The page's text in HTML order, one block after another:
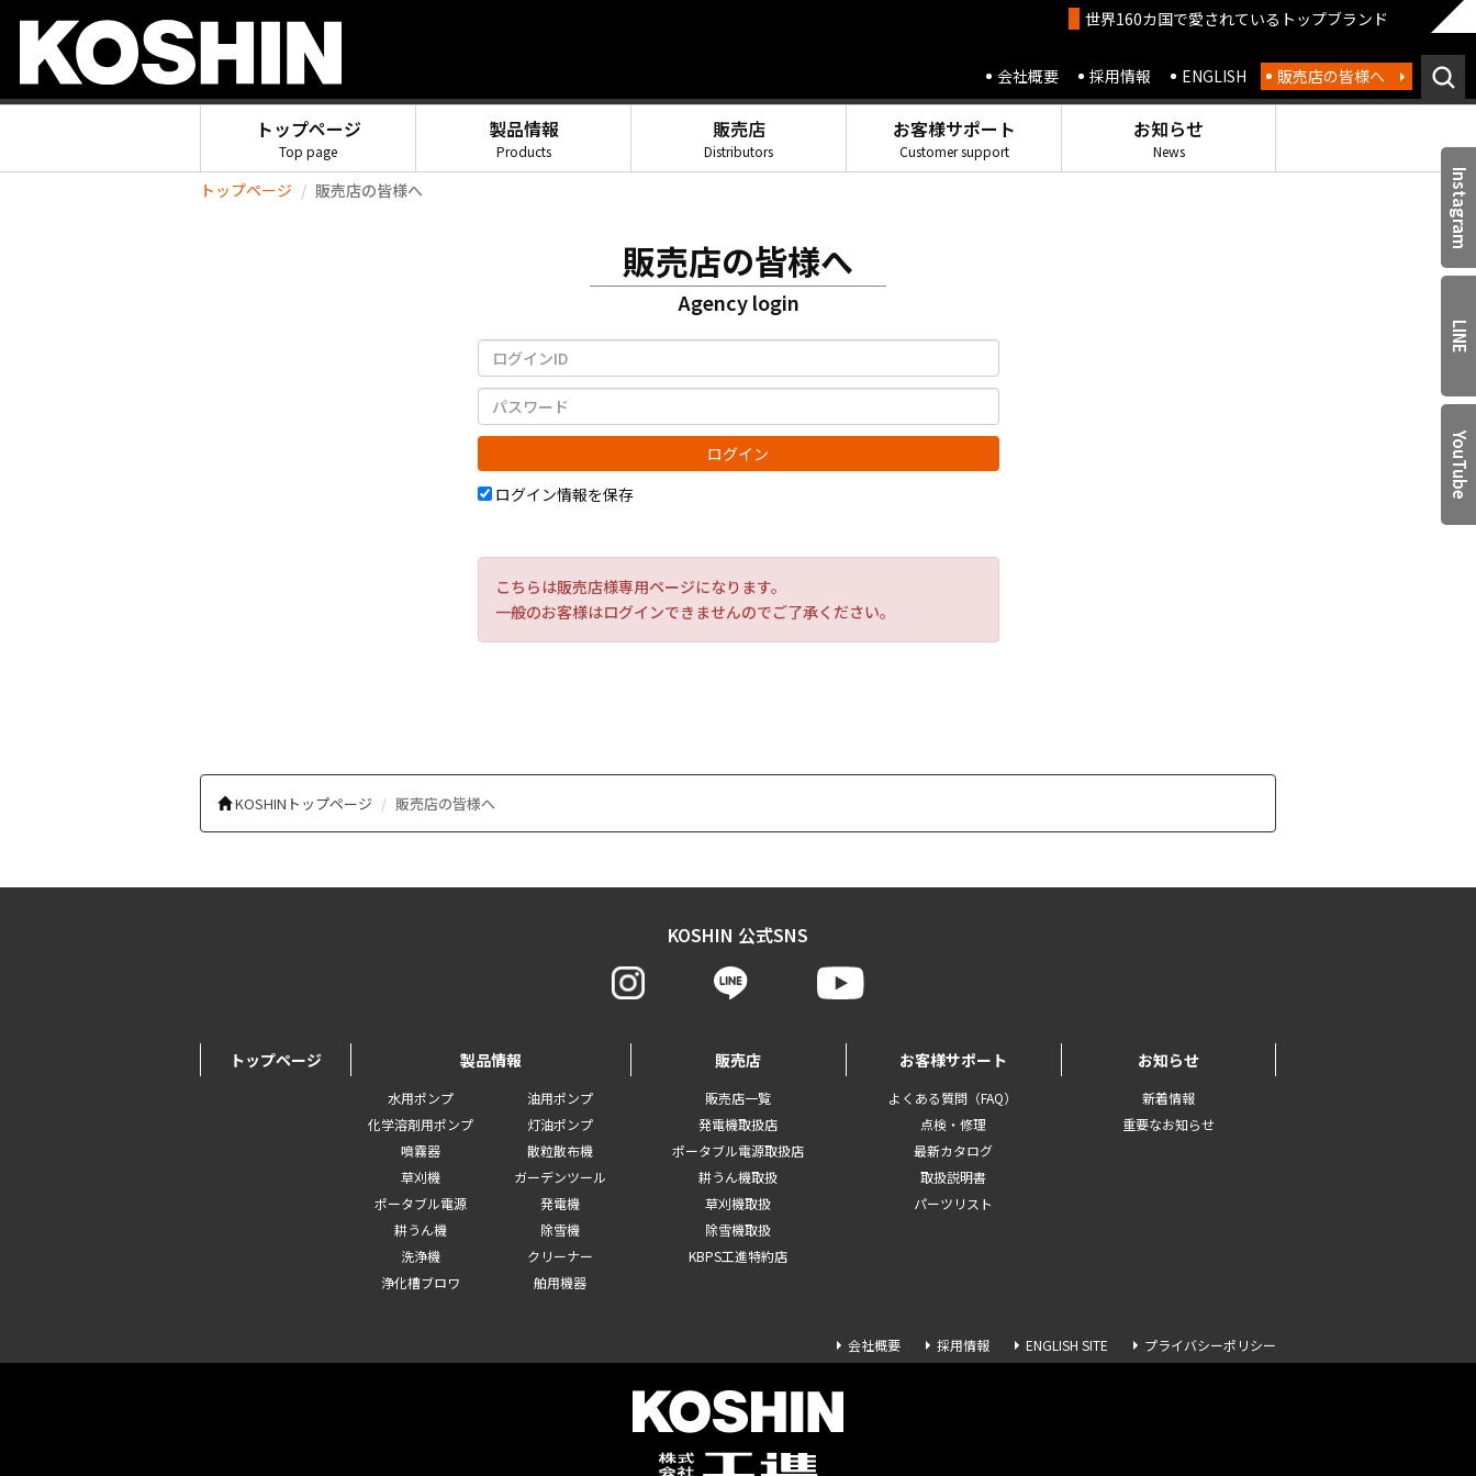
世界160カ国で愛されているトップブランド
会社概要 採用情報 ENGLISH 販売店の皆様へ
トップページ
Top page
製品情報
Products
販売店
Distributors
お客様サポート
Customer support
お知らせ
News
トップページ 販売店の皆様へ
販売店の皆様へ
Agency login
ログイン情報を保存
こちらは販売店様専用ページになります。
一般のお客様はログインできませんのでご了承ください。
KOSHINトップページ 販売店の皆様へ
Instagram
LINE
YouTube
KOSHIN 公式SNS
トップページ 製品情報
水用ポンプ
油用ポンプ
化学溶剤用ポンプ
灯油ポンプ
噴霧器
散粒散布機
草刈機
ガーデンツール
ポータブル電源
発電機
耕うん機
除雪機
洗浄機
クリーナー
浄化槽ブロワ
舶用機器
販売店
販売店一覧
発電機取扱店
ポータブル電源取扱店
耕うん機取扱
草刈機取扱
除雪機取扱
KBPS工進特約店
お客様サポート
よくある質問（FAQ）
点検・修理
最新カタログ
取扱説明書
パーツリスト
お知らせ
新着情報
重要なお知らせ
会社概要 採用情報 ENGLISH SITE プライバシーポリシー